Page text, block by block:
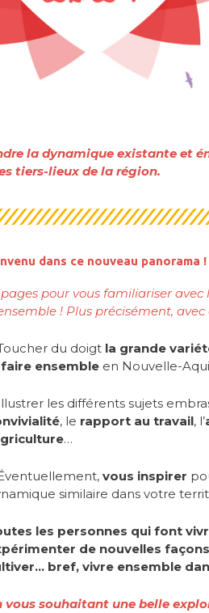
la dynamique existante et
tiers-lieux de la région.
dans ce nouveau panorama !
pages pour vous familiariser
! Plus précisément,
du doigt la grande
ensembleen Nouvelle-
les différents sujets
, le rapport au travail, l’
…
vous inspirer
similaire dans votre
les personnes qui font
de nouvelles
bref, vivre ensemble
vous souhaitant une belle